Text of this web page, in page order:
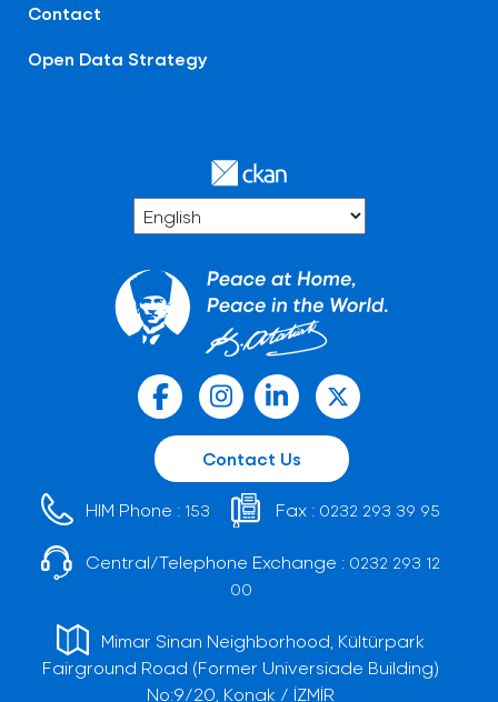
Contact
Open Data Strategy
Contact Us
HIM Phone : 153 Fax : 0232 293 39 95
Central/Telephone Exchange : 0232 293 12
00
Mimar Sinan Neighborhood, Kültürpark
Fairground Road (Former Universiade Building)
No:9/20, Konak / İZMİR